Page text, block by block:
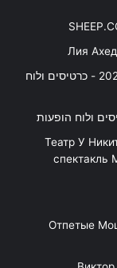
Лия
משופן ועד AC/DC - מופע פסנתר לאור נרות 2026 - כרטיסים ולוח
"Театр У
спектакль
Отпетые